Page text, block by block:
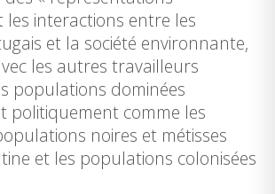
les interactions entre les
et la société environnante,
les autres travailleurs
populations dominées
politiquement comme les
noires et métisses
et les populations colonisées